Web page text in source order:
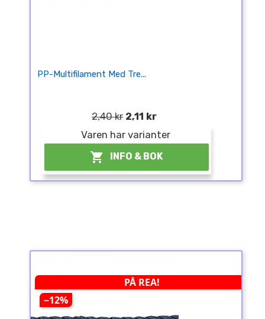
PP-Multifilament Med Tre...
2,40 kr 2,11 kr
Varen har varianter
 INFO & BOK
PÅ REA!
−12%